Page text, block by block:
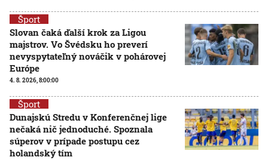
Šport
Slovan čaká ďalší krok za Ligou
majstrov. Vo Švédsku ho preverí
nevyspytateľný nováčik v pohárovej
Európe
4. 8. 2026, 8:00:00
Šport
Dunajskú Stredu v Konferenčnej lige
nečaká nič jednoduché. Spoznala
súperov v prípade postupu cez
holandský tím